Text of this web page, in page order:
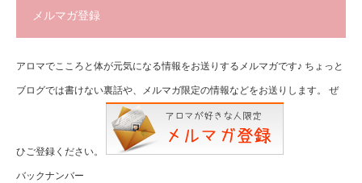
メルマガ登録
アロマでこころと体が元気になる情報をお送りするメルマガです♪ ちょっと
ブログでは書けない裏話や、メルマガ限定の情報などをお送りします。 ぜ
ひご登録ください。
バックナンバー